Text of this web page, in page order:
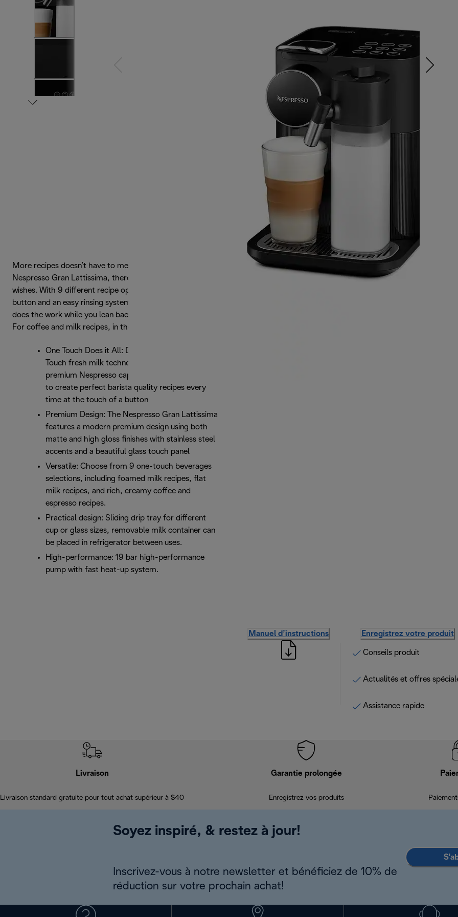
More recipes doesn’t have to mean more effort. With the
Nespresso Gran Lattissima, there’s a way for all your latte
wishes. With 9 different recipe options at the touch of a
button and an easy rinsing system, the Gran Lattissima
does the work while you lean back.
For coffee and milk recipes, in the blink of a cup.
One Touch Does it All: De'Longhi's patented One-
Touch fresh milk technology combined with the
premium Nespresso capsule system allows you
to create perfect barista quality recipes every
time at the touch of a button
Premium Design: The Nespresso Gran Lattissima
features a modern premium design using both
matte and high gloss finishes with stainless steel
accents and a beautiful glass touch panel
Versatile: Choose from 9 one-touch beverages
selections, including foamed milk recipes, flat
milk recipes, and rich, creamy coffee and
espresso recipes.
Practical design: Sliding drip tray for different
cup or glass sizes, removable milk container can
be placed in refrigerator between uses.
High-performance: 19 bar high-performance
pump with fast heat-up system.
Manuel d’instructions Enregistrez votre produit
Conseils produit
Actualités et offres
Assistance rapide
Livraison
Livraison standard gratuite pour tout achat supérieur à $40
Garantie prolongée
Enregistrez vos produits
Soyez inspiré, & restez à jour!
Inscrivez-vous à notre newsletter et bénéficiez de 10% de
réduction sur votre prochain achat!